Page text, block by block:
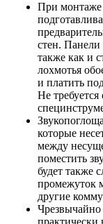
При монтаже
стен.
также как и
лохмотья
и платить
Не
которые
между
поместить
будет также
промежуток
другие
Чрезвычайно